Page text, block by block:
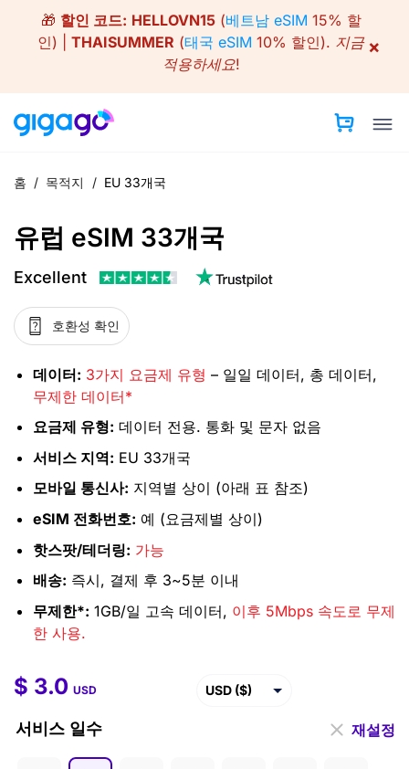
content
🎁 할인 코드: HELLOVN15(베트남 eSIM 15% 할
인) | THAISUMMER (태국 eSIM 10% 할인). 지금
적용하세요!
×
홈 / 목적지 / EU 33개국
유럽 eSIM 33개국
Excellent
호환성 확인
데이터: 3가지 요금제 유형 – 일일 데이터, 총 데이터,
무제한 데이터*
요금제 유형: 데이터 전용. 통화 및 문자 없음
서비스 지역: EU 33개국
모바일 통신사: 지역별 상이 (아래 표 참조)
eSIM 전화번호: 예 (요금제별 상이)
핫스팟/테더링: 가능
배송: 즉시, 결제 후 3~5분 이내
무제한*: 1GB/일 고속 데이터, 이후 5Mbps 속도로 무제
한 사용.
$ 3.0 –$ USD ($)
서비스 일수 재설정
$ 3.0 USD